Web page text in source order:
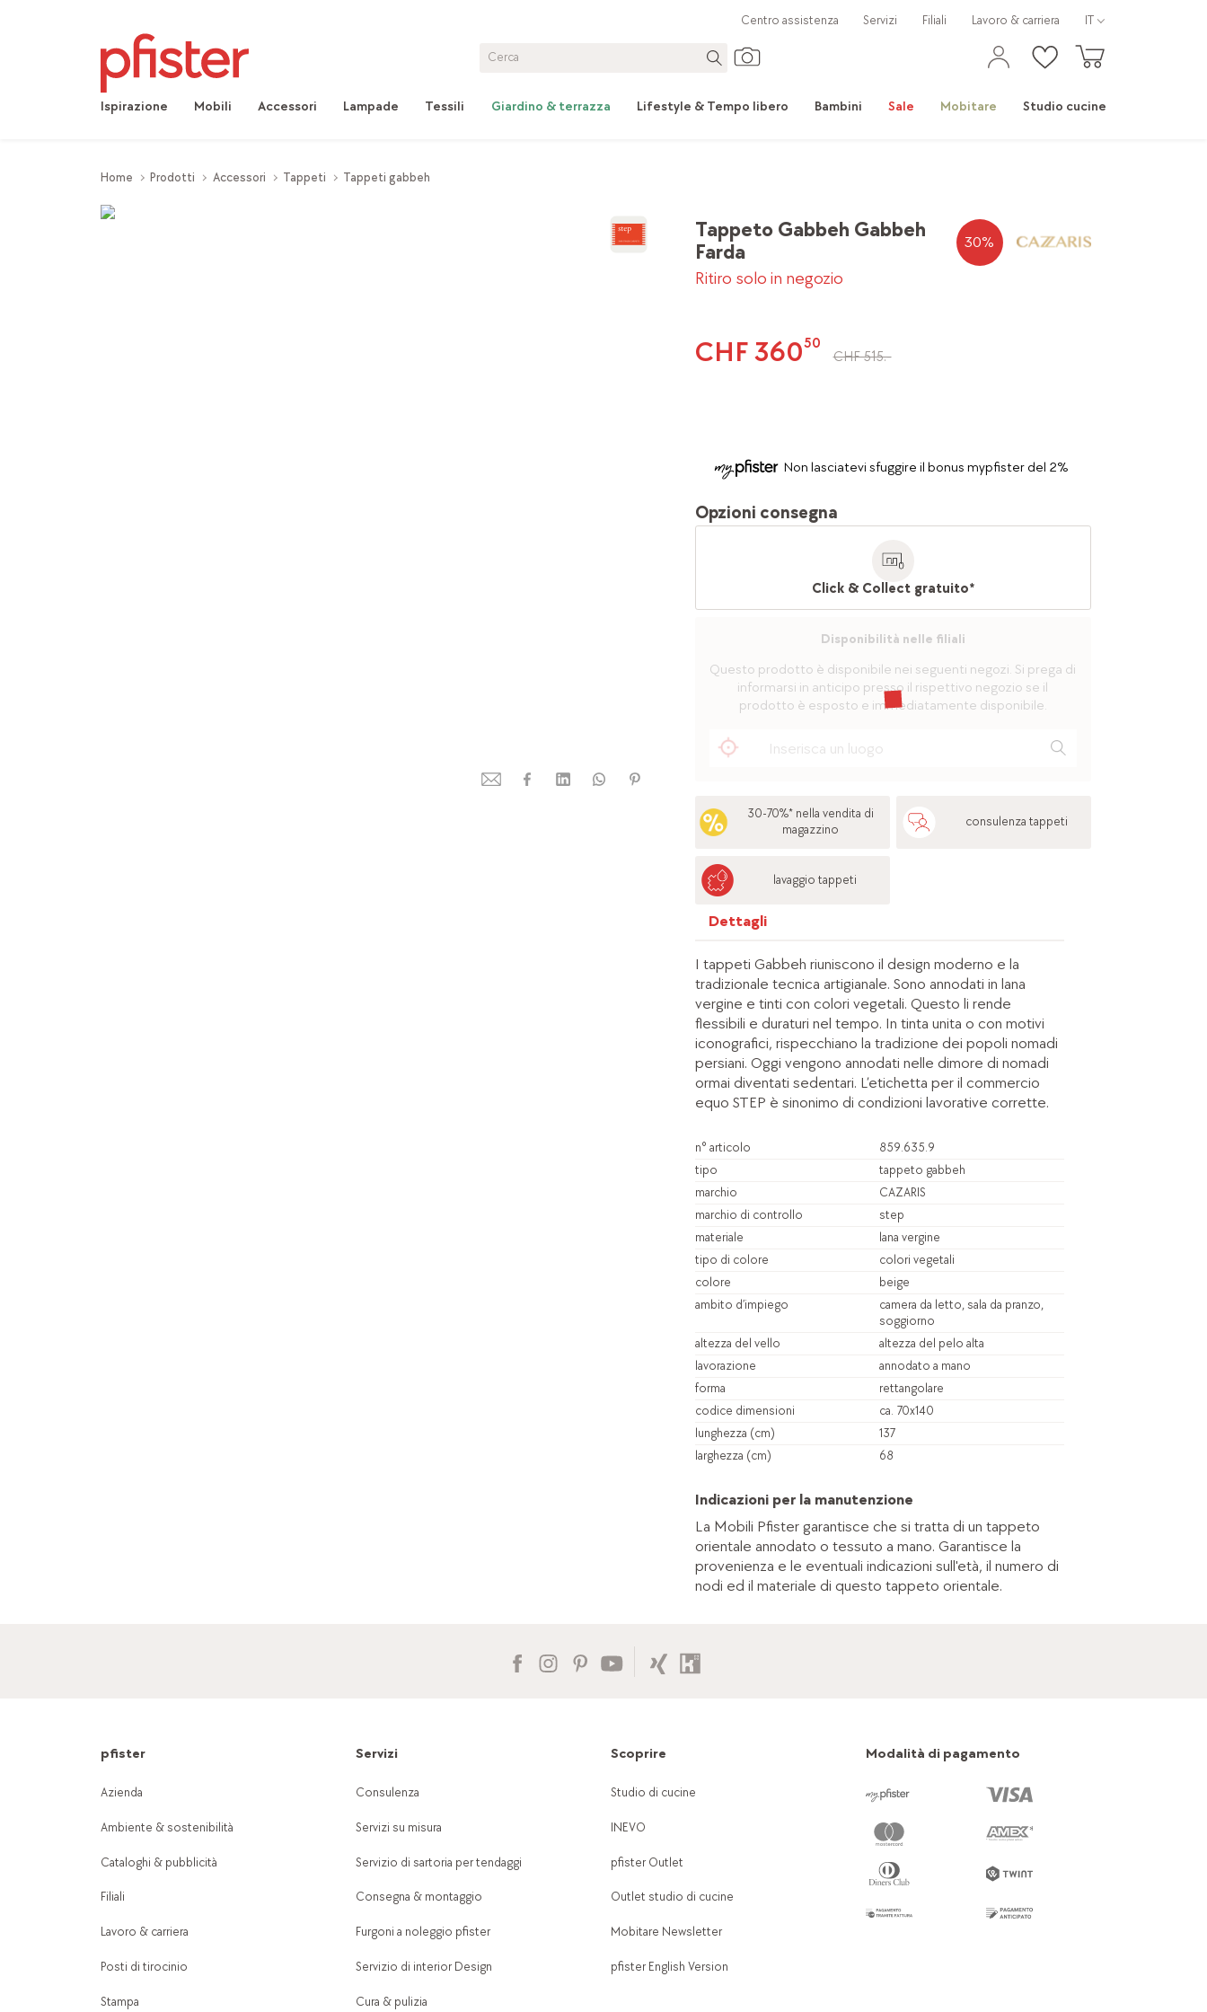
Ispirazione Mobili Accessori Lampade Tessili Giardino & terrazza Lifestyle & Tempo libero Bambini Sale Mobitare Studio cucine
Centro assistenza Servizi Filiali Lavoro & carriera IT
Home Prodotti Accessori Tappeti Tappeti gabbeh
Tappeto Gabbeh Gabbeh
Farda
Ritiro solo in negozio
30%
CHF 36050
CHF 515.-
Non lasciatevi sfuggire il bonus mypfister del 2%
Opzioni consegna
Click & Collect gratuito*
Disponibilità nelle filiali
Questo prodotto è disponibile nei seguenti negozi. Si prega di
informarsi in anticipo presso il rispettivo negozio se il
prodotto è esposto e immediatamente disponibile.
30-70%* nella vendita di
magazzino
consulenza tappeti
lavaggio tappeti
Dettagli
I tappeti Gabbeh riuniscono il design moderno e la
tradizionale tecnica artigianale. Sono annodati in lana
vergine e tinti con colori vegetali. Questo li rende
flessibili e duraturi nel tempo. In tinta unita o con motivi
iconografici, rispecchiano la tradizione dei popoli nomadi
persiani. Oggi vengono annodati nelle dimore di nomadi
ormai diventati sedentari. L’etichetta per il commercio
equo STEP è sinonimo di condizioni lavorative corrette.
n° articolo
859.635.9
tipo
tappeto gabbeh
marchio
CAZARIS
marchio di controllo
step
materiale
lana vergine
tipo di colore
colori vegetali
colore
beige
ambito d’impiego
camera da letto, sala da pranzo,
soggiorno
altezza del vello
altezza del pelo alta
lavorazione
annodato a mano
forma
rettangolare
codice dimensioni
ca. 70x140
lunghezza (cm)
137
larghezza (cm)
68
Indicazioni per la manutenzione
La Mobili Pfister garantisce che si tratta di un tappeto
orientale annodato o tessuto a mano. Garantisce la
provenienza e le eventuali indicazioni sull'età, il numero di
nodi ed il materiale di questo tappeto orientale.
pfister
Azienda
Ambiente & sostenibilità
Cataloghi & pubblicità
Filiali
Lavoro & carriera
Posti di tirocinio
Stampa
Servizi
Consulenza
Servizi su misura
Servizio di sartoria per tendaggi
Consegna & montaggio
Furgoni a noleggio pfister
Servizio di interior Design
Cura & pulizia
Scoprire
Studio di cucine
INEVO
pfister Outlet
Outlet studio di cucine
Mobitare Newsletter
pfister English Version
Modalità di pagamento